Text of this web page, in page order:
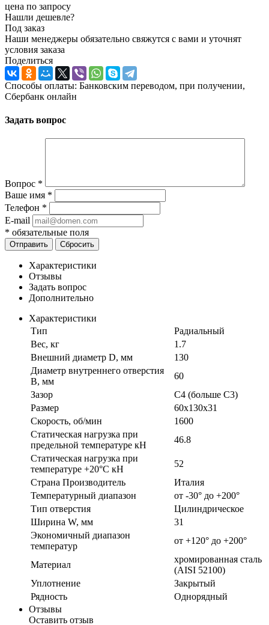
цена по запросу
Нашли дешевле?
Под заказ
Наши менеджеры обязательно свяжутся с вами и уточнят
условия заказа
Поделиться
Способы оплаты: Банковским переводом, при получении,
Сбербанк онлайн
Задать вопрос
Вопрос *
Ваше имя *
Телефон *
E-mail
* обязательные поля
Отправить Сбросить
Характеристики
Отзывы
Задать вопрос
Дополнительно
Характеристики
Тип
Радиальный
Вес, кг
1.7
Внешний диаметр D, мм
130
Диаметр внутреннего отверстия
B, мм
60
Зазор
C4 (больше С3)
Размер
60x130x31
Скорость, об/мин
1600
Статическая нагрузка при
предельной температуре кН
46.8
Статическая нагрузка при
температуре +20°С кН
52
Страна Производитель
Италия
Температурный диапазон
от -30° до +200°
Тип отверстия
Цилиндрическое
Ширина W, мм
31
Экономичный диапазон
температур
от +120° до +200°
Материал
хромированная сталь
(AISI 52100)
Уплотнение
Закрытый
Рядность
Однорядный
Отзывы
Оставить отзыв